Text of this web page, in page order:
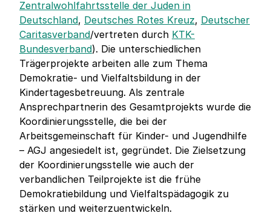
Zentralwohlfahrtsstelle der Juden in
Deutschland, Deutsches Rotes Kreuz, Deutscher
Caritasverband/vertreten durch KTK-
Bundesverband). Die unterschiedlichen
Trägerprojekte arbeiten alle zum Thema
Demokratie- und Vielfaltsbildung in der
Kindertagesbetreuung. Als zentrale
Ansprechpartnerin des Gesamtprojekts wurde die
Koordinierungsstelle, die bei der
Arbeitsgemeinschaft für Kinder- und Jugendhilfe
– AGJ angesiedelt ist, gegründet. Die Zielsetzung
der Koordinierungsstelle wie auch der
verbandlichen Teilprojekte ist die frühe
Demokratiebildung und Vielfaltspädagogik zu
stärken und weiterzuentwickeln.